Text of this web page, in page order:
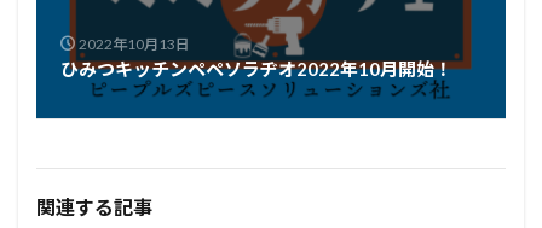
2022年10月13日
ひみつキッチンペペソラヂオ2022年10月開始！
関連する記事